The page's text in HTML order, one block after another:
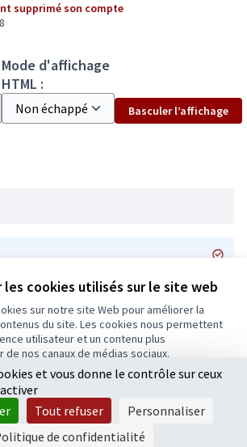
cookies utilisés sur le site web
sur notre site Web pour améliorer la
du site. Les cookies nous permettent
utilisateur et un contenu plus
nos canaux de médias sociaux.
Tout accepter
seulement les cookies essentiels
Paramètres
supprimé son compte
Mode d'affichage
HTML :
Basculer l’affichage
sur Facebook
libre Decidim
(Lien externe)
.
Licence
(Lien
et vous donne le contrôle sur ceux
Tout refuser
Personnaliser
de confidentialité